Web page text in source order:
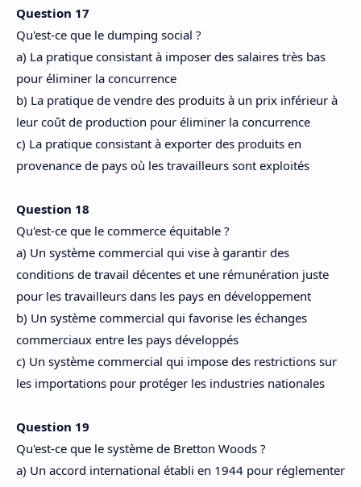
Question 17
Qu'est-ce que le dumping social ?
a) La pratique consistant à imposer des salaires très bas
pour éliminer la concurrence
b) La pratique de vendre des produits à un prix inférieur à
leur coût de production pour éliminer la concurrence
c) La pratique consistant à exporter des produits en
provenance de pays où les travailleurs sont exploités
Question 18
Qu'est-ce que le commerce équitable ?
a) Un système commercial qui vise à garantir des
conditions de travail décentes et une rémunération juste
pour les travailleurs dans les pays en développement
b) Un système commercial qui favorise les échanges
commerciaux entre les pays développés
c) Un système commercial qui impose des restrictions sur
les importations pour protéger les industries nationales
Question 19
Qu'est-ce que le système de Bretton Woods ?
a) Un accord international établi en 1944 pour réglementer